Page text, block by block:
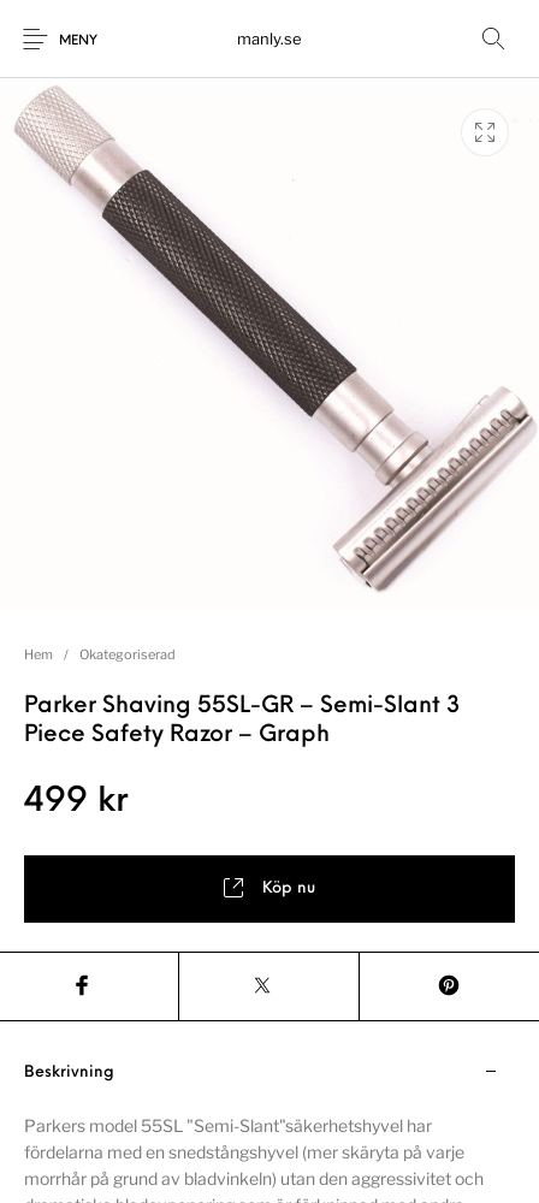
MENY manly.se
Hem / Okategoriserad
Parker Shaving 55SL-GR – Semi-Slant 3
Piece Safety Razor – Graph
499 kr
Köp nu
Beskrivning
Parkers model 55SL "Semi-Slant"säkerhetshyvel har
fördelarna med en snedstångshyvel (mer skäryta på varje
morrhår på grund av bladvinkeln) utan den aggressivitet och